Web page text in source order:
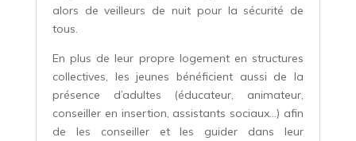
alors de veilleurs de nuit pour la sécurité de
tous.
En plus de leur propre logement en structures
collectives, les jeunes bénéficient aussi de la
présence d’adultes (éducateur, animateur,
conseiller en insertion, assistants sociaux…) afin
de les conseiller et les guider dans leur